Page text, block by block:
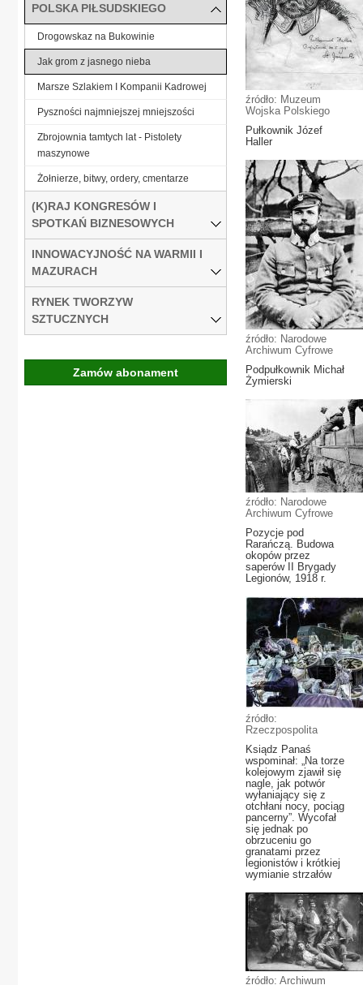
źródło: Muzeum
Wojska Polskiego
Pułkownik Józef
Haller
źródło: Narodowe
Archiwum Cyfrowe
Podpułkownik Michał
Żymierski
źródło: Narodowe
Archiwum Cyfrowe
Pozycje pod
Rarańczą. Budowa
okopów przez
saperów II Brygady
Legionów, 1918 r.
źródło:
Rzeczpospolita
Ksiądz Panaś
wspominał: „Na torze
kolejowym zjawił się
nagle, jak potwór
wyłaniający się z
otchłani nocy, pociąg
pancerny”. Wycofał
się jednak po
obrzuceniu go
granatami przez
legionistów i krótkiej
wymianie strzałów
źródło: Archiwum
POLSKA PIŁSUDSKIEGO
Drogowskaz na Bukowinie
Jak grom z jasnego nieba
Marsze Szlakiem I Kompanii Kadrowej
Pyszności najmniejszej mniejszości
Zbrojownia tamtych lat - Pistolety
maszynowe
Żołnierze, bitwy, ordery, cmentarze
(K)RAJ KONGRESÓW I
SPOTKAŃ BIZNESOWYCH
INNOWACYJNOŚĆ NA WARMII I
MAZURACH
RYNEK TWORZYW
SZTUCZNYCH
Zamów abonament